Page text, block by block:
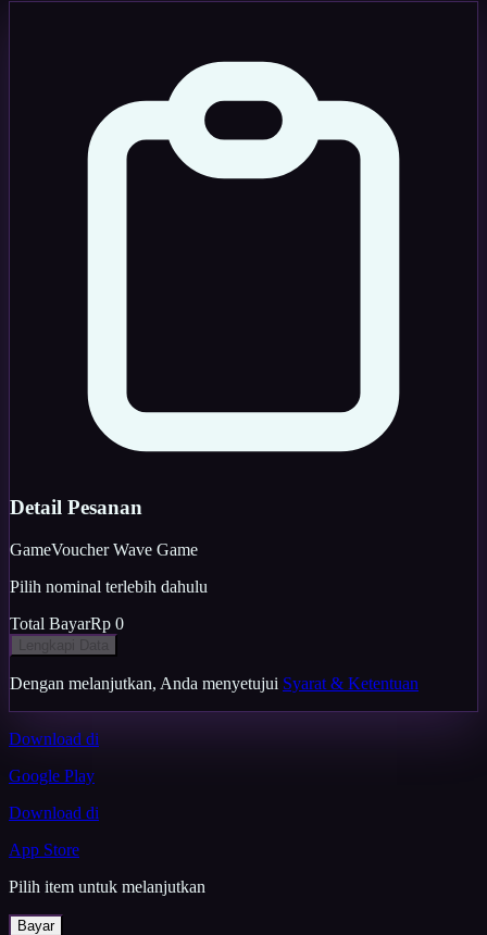
Detail Pesanan
GameVoucher Wave Game
Pilih nominal terlebih dahulu
Total BayarRp 0
Dengan melanjutkan, Anda menyetujui Syarat & Ketentuan
Download di
Google Play
Download di
App Store
Pilih item untuk melanjutkan
Bayar